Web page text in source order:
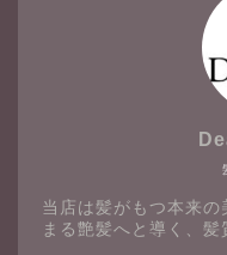
当店は髪がもつ本来の
まる艶髪へと導く、髪